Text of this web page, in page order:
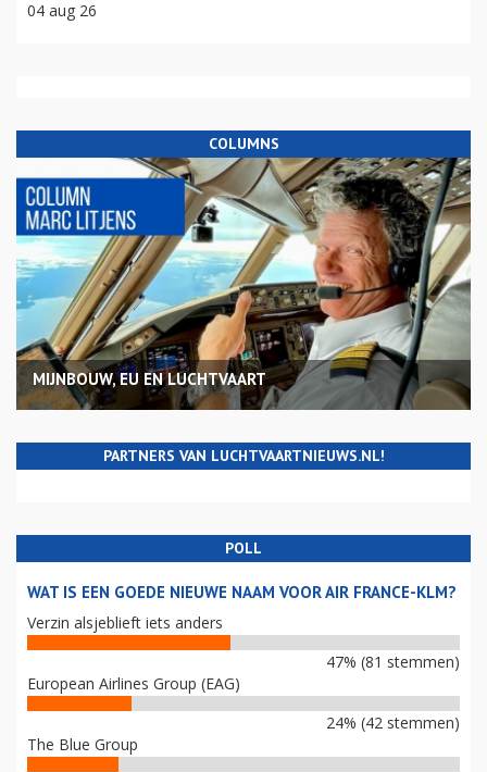
04 aug 26
COLUMNS
MIJNBOUW, EU EN LUCHTVAART
PARTNERS VAN LUCHTVAARTNIEUWS.NL!
POLL
WAT IS EEN GOEDE NIEUWE NAAM VOOR AIR FRANCE-KLM?
Verzin alsjeblieft iets anders
47% (81 stemmen)
European Airlines Group (EAG)
24% (42 stemmen)
The Blue Group